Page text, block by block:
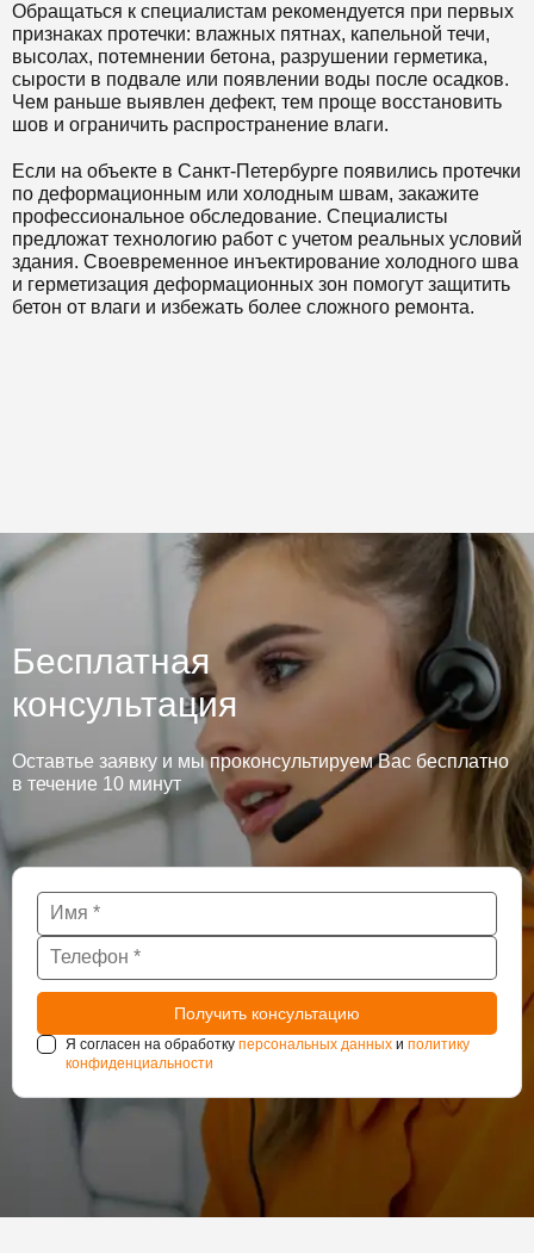
Обращаться к специалистам рекомендуется при первых
признаках протечки: влажных пятнах, капельной течи,
высолах, потемнении бетона, разрушении герметика,
сырости в подвале или появлении воды после осадков.
Чем раньше выявлен дефект, тем проще восстановить
шов и ограничить распространение влаги.
Если на объекте в Санкт-Петербурге появились протечки
по деформационным или холодным швам, закажите
профессиональное обследование. Специалисты
предложат технологию работ с учетом реальных условий
здания. Своевременное инъектирование холодного шва
и герметизация деформационных зон помогут защитить
бетон от влаги и избежать более сложного ремонта.
Бесплатная
консультация
Оставтье заявку и мы проконсультируем Вас бесплатно
в течение 10 минут
Я согласен на обработку персональных данных и политику
конфиденциальности